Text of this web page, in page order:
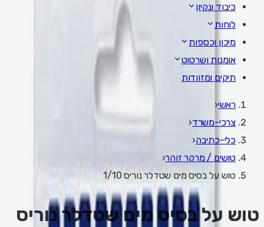
כיבוד ונקיון
לוחות
מיכון וכספות
אומנות ושרטוט
תיקים ומזוודות
ראשי‹
צרכי-משרד‹
כלי-כתיבה‹
טושים / מרקר זוהר‹
טוש על בסיס מים שטדלר נוריס 1/10
טוש על בסיס מים שטדלר נוריס